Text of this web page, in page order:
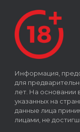
Информация,
для
лет. На основании
указанных на
данные лица
лицами, не